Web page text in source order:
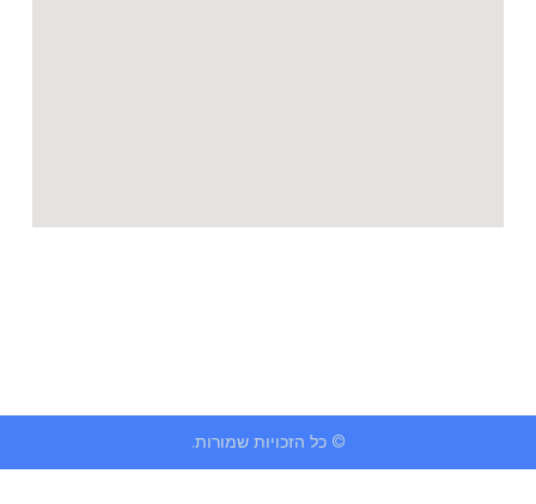
© כל הזכויות שמורות.